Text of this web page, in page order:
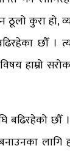
ठूलो कुरा हो,
छौँ ।
हाम्रो
बढिरहेको